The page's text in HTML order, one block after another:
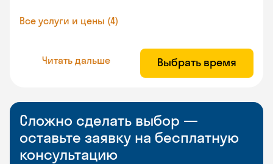
Все услуги и цены (4)
Читать дальше Выбрать время
Сложно сделать выбор —
оставьте заявку на бесплатную
консультацию